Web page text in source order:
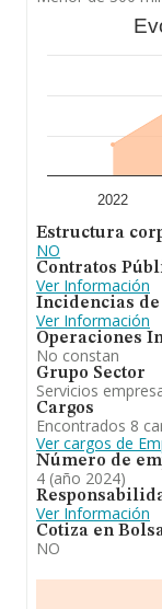
ventas en 2024
euros. Por
constitución es
A modo de
Comunicación
desarrollo de
más abajo en
cuanto a la
2022
Estructura
NO
Contratos
Ver Información
Incidencias
Ver Información
Operaciones
No constan
Grupo Sector
Servicios
Cargos
Encontrados 8
Ver cargos de
Número de
4 (año 2024)
Ver Información
Cotiza en
NO